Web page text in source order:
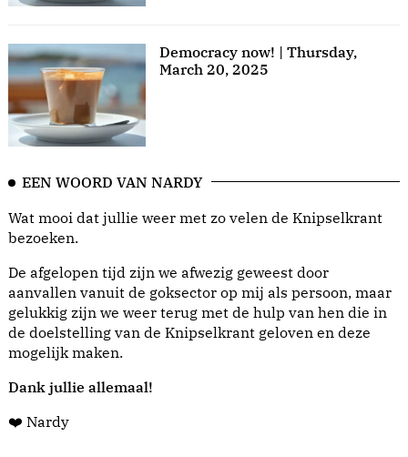
Democracy now! | Thursday,
March 20, 2025
EEN WOORD VAN NARDY
Wat mooi dat jullie weer met zo velen de Knipselkrant
bezoeken.
De afgelopen tijd zijn we afwezig geweest door
aanvallen vanuit de goksector op mij als persoon, maar
gelukkig zijn we weer terug met de hulp van hen die in
de doelstelling van de Knipselkrant geloven en deze
mogelijk maken.
Dank jullie allemaal!
❤️ Nardy